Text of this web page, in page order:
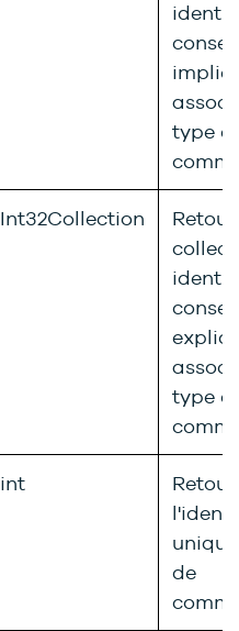
type
Int32Collection
type
int
de